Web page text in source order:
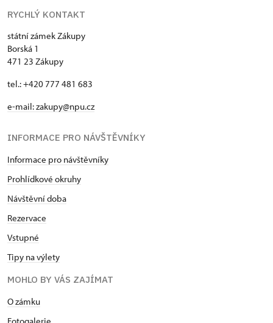
RYCHLÝ KONTAKT
státní zámek Zákupy
Borská 1
471 23 Zákupy
tel.: +420 777 481 683
e-mail: zakupy@npu.cz
INFORMACE PRO NÁVŠTĚVNÍKY
Informace pro návštěvníky
Prohlídkové okruhy
Návštěvní doba
Rezervace
Vstupné
Tipy na výlety
MOHLO BY VÁS ZAJÍMAT
O zámku